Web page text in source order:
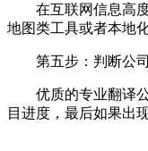
在互联网信息高
地图类工具或者本地
第五步：判断公
优质的专业翻译
目进度，最后如果出